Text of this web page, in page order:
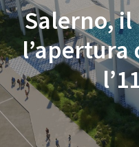
Salerno, il
l’apertura